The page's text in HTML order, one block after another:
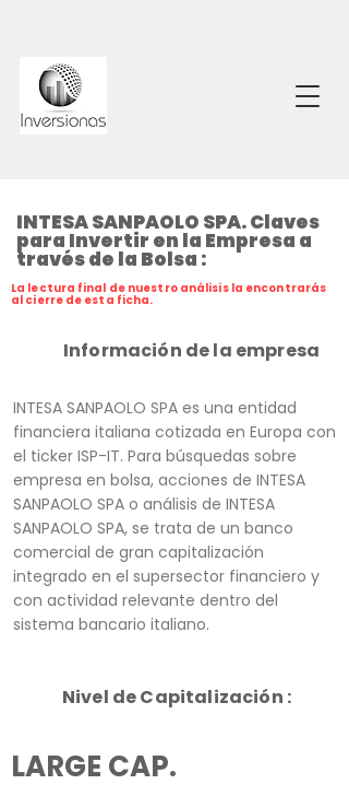
INTESA SANPAOLO SPA. Claves
para Invertir en la Empresa a
través de la Bolsa :
La lectura final de nuestro análisis la encontrarás
al cierre de esta ficha.
Información de la empresa
INTESA SANPAOLO SPA es una entidad
financiera italiana cotizada en Europa con
el ticker ISP-IT. Para búsquedas sobre
empresa en bolsa, acciones de INTESA
SANPAOLO SPA o análisis de INTESA
SANPAOLO SPA, se trata de un banco
comercial de gran capitalización
integrado en el supersector financiero y
con actividad relevante dentro del
sistema bancario italiano.
Nivel de Capitalización :
LARGE CAP.